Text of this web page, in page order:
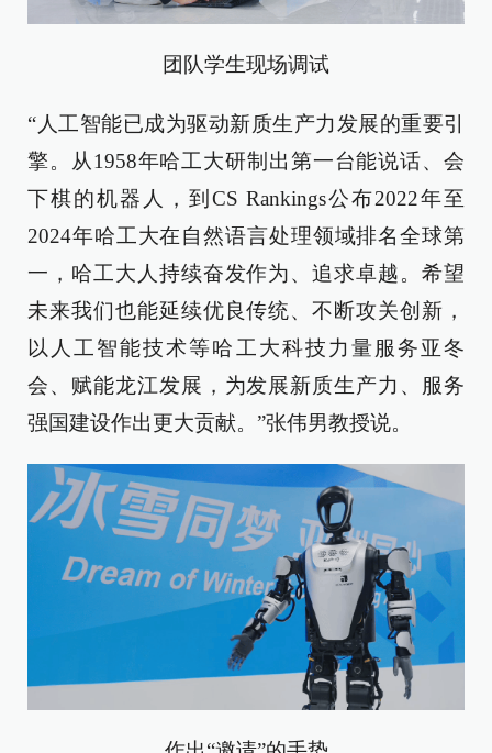
团队学生现场调试
“人工智能已成为驱动新质生产力发展的重要引
擎。从1958年哈工大研制出第一台能说话、会
下棋的机器人，到CS Rankings公布2022年至
2024年哈工大在自然语言处理领域排名全球第
一，哈工大人持续奋发作为、追求卓越。希望
未来我们也能延续优良传统、不断攻关创新，
以人工智能技术等哈工大科技力量服务亚冬
会、赋能龙江发展，为发展新质生产力、服务
强国建设作出更大贡献。”张伟男教授说。